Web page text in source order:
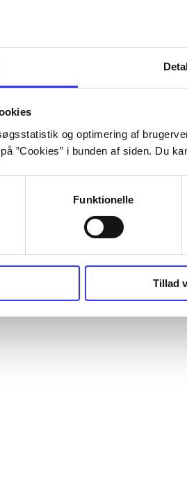
og optimering af
”Cookies” i bunden af siden. Du
Funktionelle
Tillad